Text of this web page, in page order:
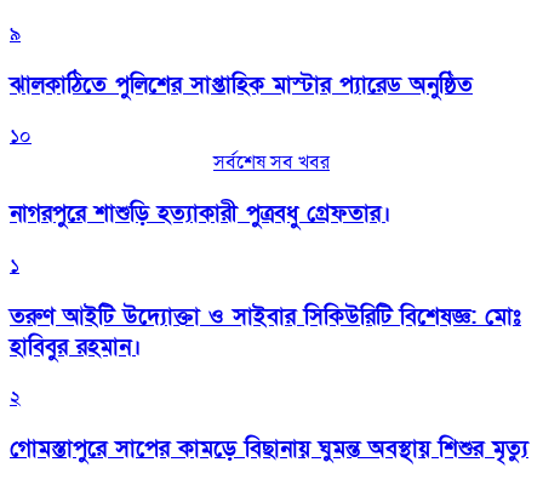
৯
‎ঝালকাঠিতে পুলিশের সাপ্তাহিক মাস্টার প্যারেড অনুষ্ঠিত
১০
সর্বশেষ সব খবর
নাগরপুরে শাশুড়ি হত্যাকারী পুত্রবধু গ্রেফতার।
১
তরুণ আইটি উদ্যোক্তা ও সাইবার সিকিউরিটি বিশেষজ্ঞ: মোঃ
হাবিবুর রহমান।
২
গোমস্তাপুরে সাপের কামড়ে বিছানায় ঘুমন্ত অবস্থায় শিশুর মৃত্যু